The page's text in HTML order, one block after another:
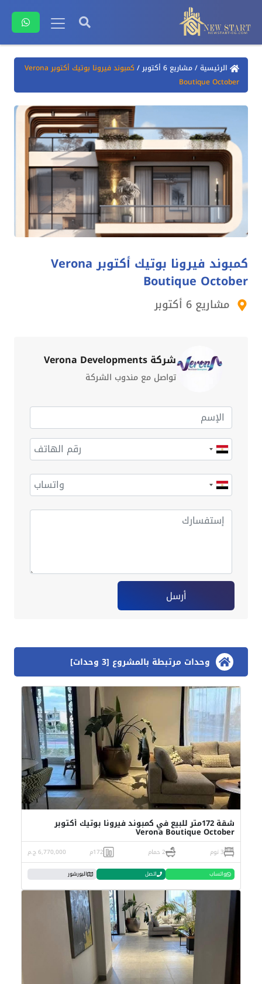
الرئيسية/مشاريع 6 أكتوبر /
كمبوند فيرونا بوتيك أكتوبر Verona
Boutique October
كمبوند فيرونا بوتيك أكتوبر Verona
Boutique October
مشاريع 6 أكتوبر
شركة Verona Developments
تواصل مع مندوب الشركة
أرسل
وحدات مرتبطة بالمشروع [3 وحدات]
شقة 172متر للبيع في كمبوند فيرونا بوتيك أكتوبر
Verona Boutique October
3 نوم 2 حمام 172م 6,770,000 ج.م
واتساب اتصل البورشور